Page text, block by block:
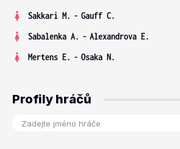
Sakkari M. - Gauff C.
Sabalenka A. - Alexandrova E.
Mertens E. - Osaka N.
Profily hráčů